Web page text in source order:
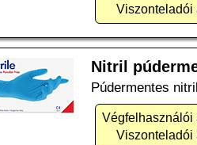
Viszonteladói
Nitril
Púdermentes
Végfelhasználói
Viszonteladói